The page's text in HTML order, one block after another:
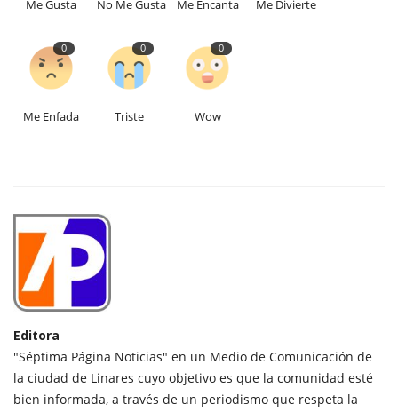
Me Gusta No Me Gusta Me Encanta Me Divierte
0
Me Enfada
0
Triste
0
Wow
Editora
"Séptima Página Noticias" en un Medio de Comunicación de
la ciudad de Linares cuyo objetivo es que la comunidad esté
bien informada, a través de un periodismo que respeta la